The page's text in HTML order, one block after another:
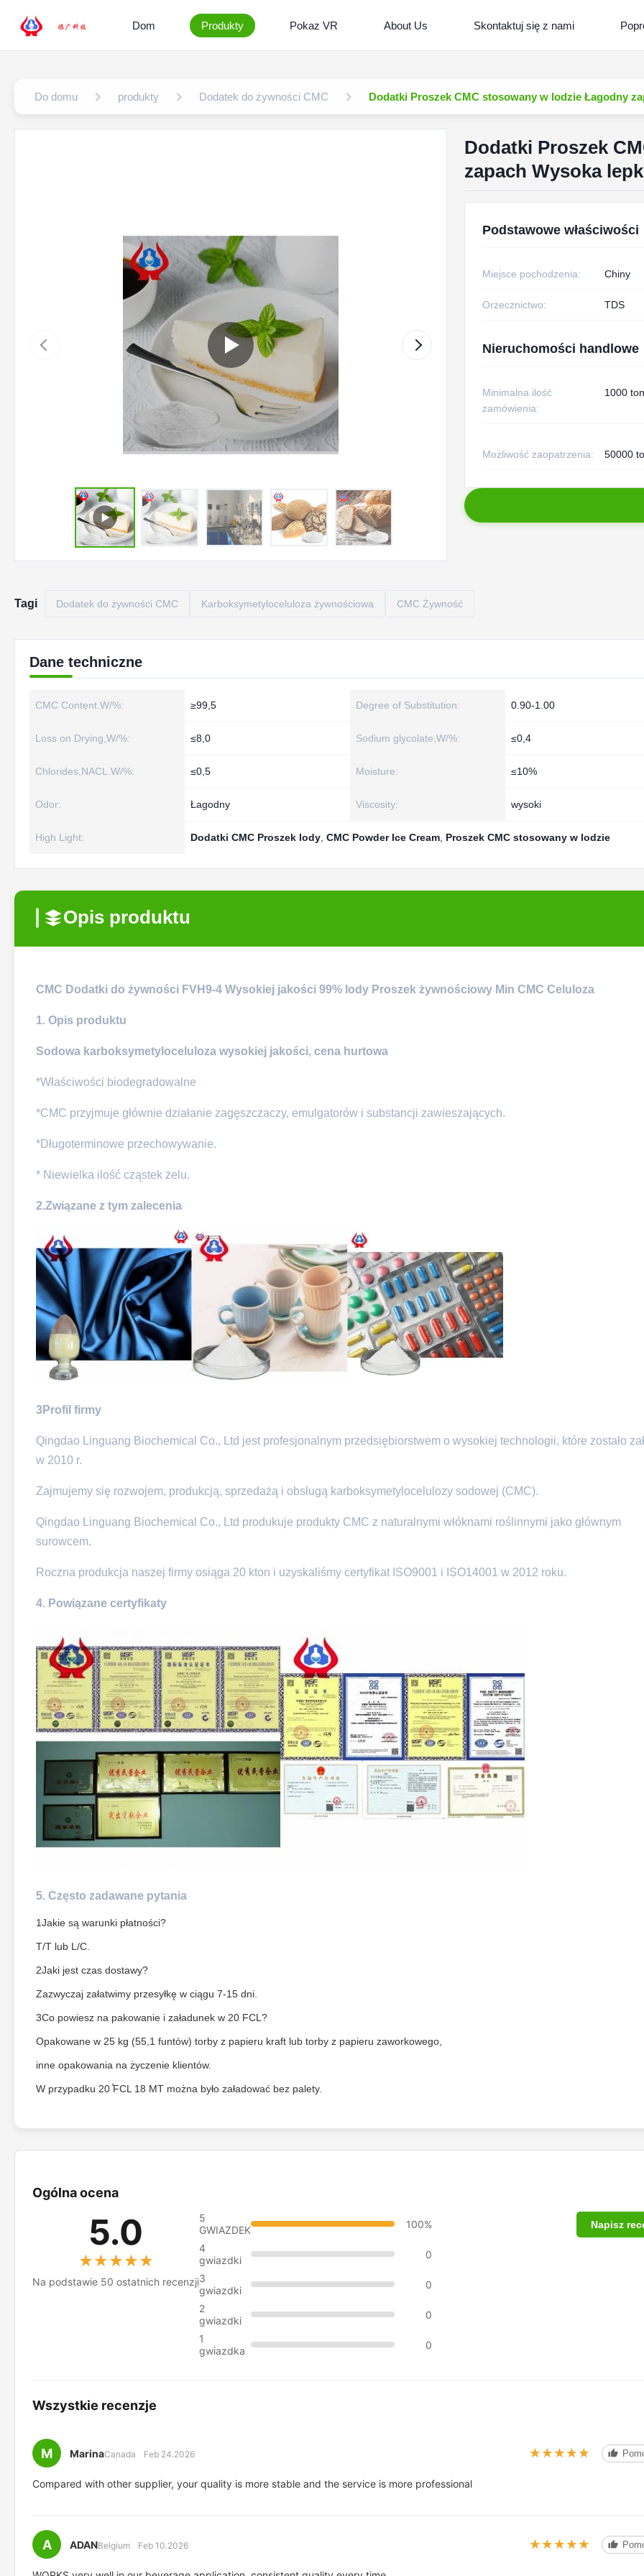
Dom Produkty Pokaz VR About Us Skontaktuj się z nami
Do domu produkty Dodatek do żywności CMC Dodatki Proszek CMC stosowany w lodzie Łagodny
Dodatki Proszek
zapach Wysoka
Podstawowe właściwości
Miejsce pochodzenia: Chiny
Orzecznictwo: TDS
Nieruchomości handlowe
Minimalna ilość
zamówienia:
1000 ton
Możliwość zaopatrzenia: 50000
Tagi Dodatek do żywności CMC Karboksymetyloceluloza żywnościowa CMC Żywność
Dane techniczne
CMC Content.W/%: ≥99,5 Degree of Substitution: 0.90-1.00
Loss on Drying,W/%: ≤8,0 Sodium glycolate,W/%: ≤0,4
Chlorides,NACL.W/%: ≤0,5 Moisture: ≤10%
Odor: Łagodny Viscosity: wysoki
High Light: Dodatki CMC Proszek lody CMC Powder Ice Cream Proszek CMC stosowany w lodzie
Opis produktu
CMC Dodatki do żywności FVH9-4 Wysokiej jakości 99% lody Proszek żywnościowy Min CMC Celuloza
1. Opis produktu
Sodowa karboksymetyloceluloza wysokiej jakości, cena hurtowa
*Właściwości biodegradowalne
*CMC przyjmuje głównie działanie zagęszczaczy, emulgatorów i substancji zawieszających.
*Długoterminowe przechowywanie.
* Niewielka ilość cząstek żelu.
2.Związane z tym zalecenia
3Profil firmy
Qingdao Linguang Biochemical Co., Ltd jest profesjonalnym przedsiębiorstwem o wysokiej technologii, które zostało
w 2010 r.
Zajmujemy się rozwojem, produkcją, sprzedażą i obsługą karboksymetylocelulozy sodowej (CMC).
Qingdao Linguang Biochemical Co., Ltd produkuje produkty CMC z naturalnymi włóknami roślinnymi jako głównym
surowcem.
Roczna produkcja naszej firmy osiąga 20 kton i uzyskaliśmy certyfikat ISO9001 i ISO14001 w 2012 roku.
4. Powiązane certyfikaty
5. Często zadawane pytania
1Jakie są warunki płatności?
T/T lub L/C.
2Jaki jest czas dostawy?
Zazwyczaj załatwimy przesyłkę w ciągu 7-15 dni.
3Co powiesz na pakowanie i załadunek w 20 FCL?
Opakowane w 25 kg (55,1 funtów) torby z papieru kraft lub torby z papieru zaworkowego,
inne opakowania na życzenie klientów.
W przypadku 20 ̊FCL 18 MT można było załadować bez palety.
Ogólna ocena
5.0
★★★★★
★★★★★
Na podstawie 50 ostatnich recenzji
5
GWIAZDEK
100%
4
gwiazdki
0
3
gwiazdki
0
2
gwiazdki
0
1
gwiazdka
0
Napisz
Wszystkie recenzje
M MarinaCanada Feb 24.2026 ★★★★★
★★★★★
Compared with other supplier, your quality is more stable and the service is more professional
A ADANBelgium Feb 10.2026 ★★★★★
★★★★★